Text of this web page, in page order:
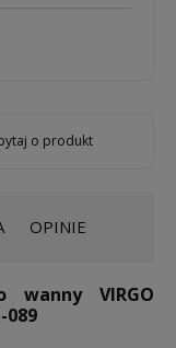
o produkt
OPINIE
wanny VIRGO
089